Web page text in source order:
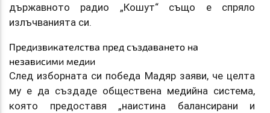
държавното радио „Кошут“ също е спряло
излъчванията си.
Предизвикателства пред създаването на
независими медии
След изборната си победа Мадяр заяви, че целта
му е да създаде обществена медийна система,
която предоставя „наистина балансирани и